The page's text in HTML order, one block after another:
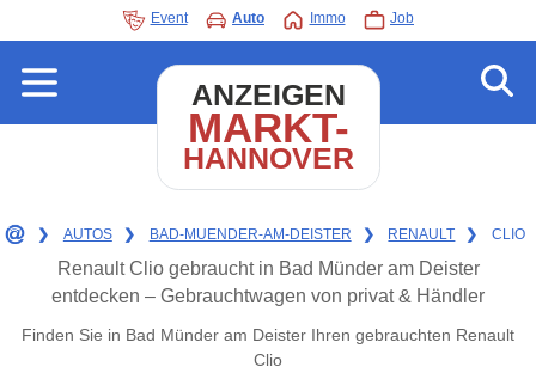
Event Auto Immo Job
ANZEIGEN
MARKT-
HANNOVER
❯ AUTOS ❯ BAD-MUENDER-AM-DEISTER ❯ RENAULT ❯ CLIO
Renault Clio gebraucht in Bad Münder am Deister
entdecken – Gebrauchtwagen von privat & Händler
Finden Sie in Bad Münder am Deister Ihren gebrauchten Renault
Clio